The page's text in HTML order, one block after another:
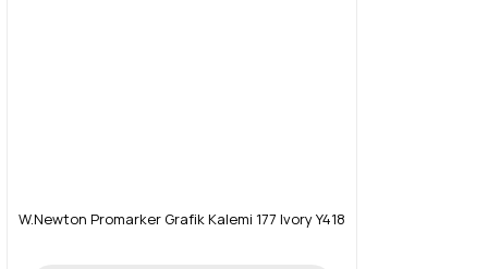
W.Newton Promarker Grafik Kalemi 177 Ivory Y418